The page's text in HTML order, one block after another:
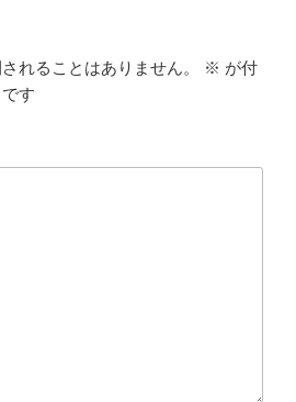
れることはありません。 ※ が付
す